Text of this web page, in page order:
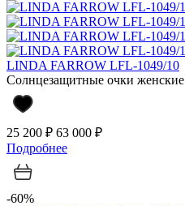
LINDA FARROW LFL-1049/10
Солнцезащитные очки женские
25 200 ₽ 63 000 ₽
Подробнее
-60%